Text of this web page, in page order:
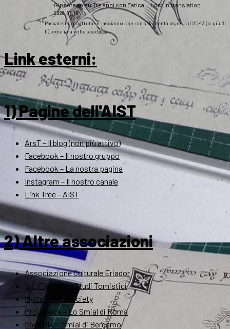
GipsotecosuTre anni con Fatica… Lost in translation
2026-07-10
Passatemi la battuta: e lasciamo che chi si lamenta aspetti il 2043 (o giù di
lì), così una volta scaduti…
Link esterni:
1) Pagine dell'AIST
ArsT – Il blog (non più attivo)
Facebook – Il nostro gruppo
Facebook – La nostra pagina
Instagram – Il nostro canale
Link Tree – AIST
2) Altre associazioni
Associazione Culturale Eriador
Ist. Filosofico Studi Tomistici
Mythopoeic Society
Proudneck – Lo Smial di Roma
Sackville – Smial di Bergamo